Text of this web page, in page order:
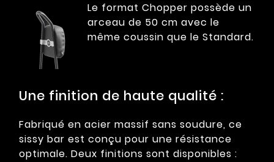
Le format Chopper possède un
arceau de 50 cm avec le
même coussin que le Standard.
Une finition de haute qualité :
Fabriqué en acier massif sans soudure, ce
sissy bar est conçu pour une résistance
optimale. Deux finitions sont disponibles :